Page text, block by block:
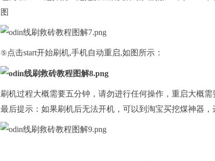
图
⑤ 点击start开始刷机,手机自动重启,如图所示 ：
刷机过程大概需要五分钟，请勿进行任何操作 ， 重启大概需
最后提示：如果刷机后无法开机， 可以到 淘宝买挖煤神器，